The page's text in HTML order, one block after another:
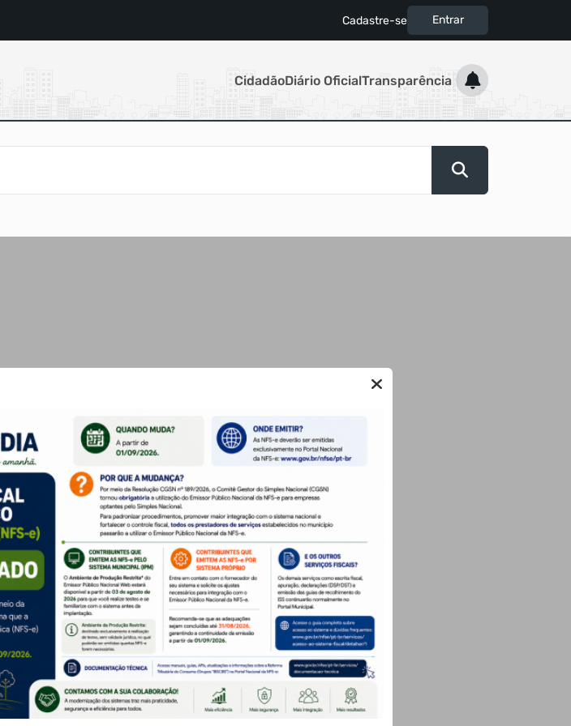
Cadastre-se Entrar
CidadãoDiário OficialTransparência